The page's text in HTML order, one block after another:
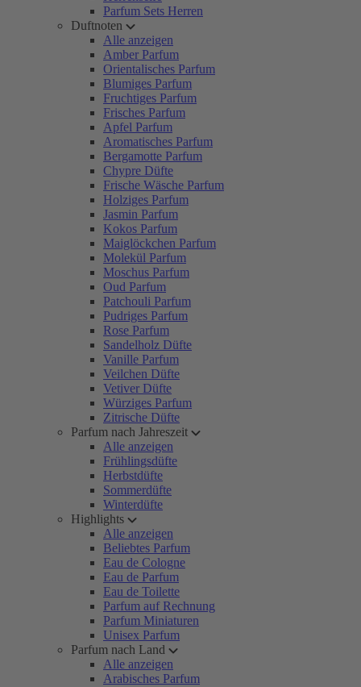
Parfum Sets Herren
Duftnoten
Alle anzeigen
Amber Parfum
Orientalisches Parfum
Blumiges Parfum
Fruchtiges Parfum
Frisches Parfum
Apfel Parfum
Aromatisches Parfum
Bergamotte Parfum
Chypre Düfte
Frische Wäsche Parfum
Holziges Parfum
Jasmin Parfum
Kokos Parfum
Maiglöckchen Parfum
Molekül Parfum
Moschus Parfum
Oud Parfum
Patchouli Parfum
Pudriges Parfum
Rose Parfum
Sandelholz Düfte
Vanille Parfum
Veilchen Düfte
Vetiver Düfte
Würziges Parfum
Zitrische Düfte
Parfum nach Jahreszeit
Alle anzeigen
Frühlingsdüfte
Herbstdüfte
Sommerdüfte
Winterdüfte
Highlights
Alle anzeigen
Beliebtes Parfum
Eau de Cologne
Eau de Parfum
Eau de Toilette
Parfum auf Rechnung
Parfum Miniaturen
Unisex Parfum
Parfum nach Land
Alle anzeigen
Arabisches Parfum